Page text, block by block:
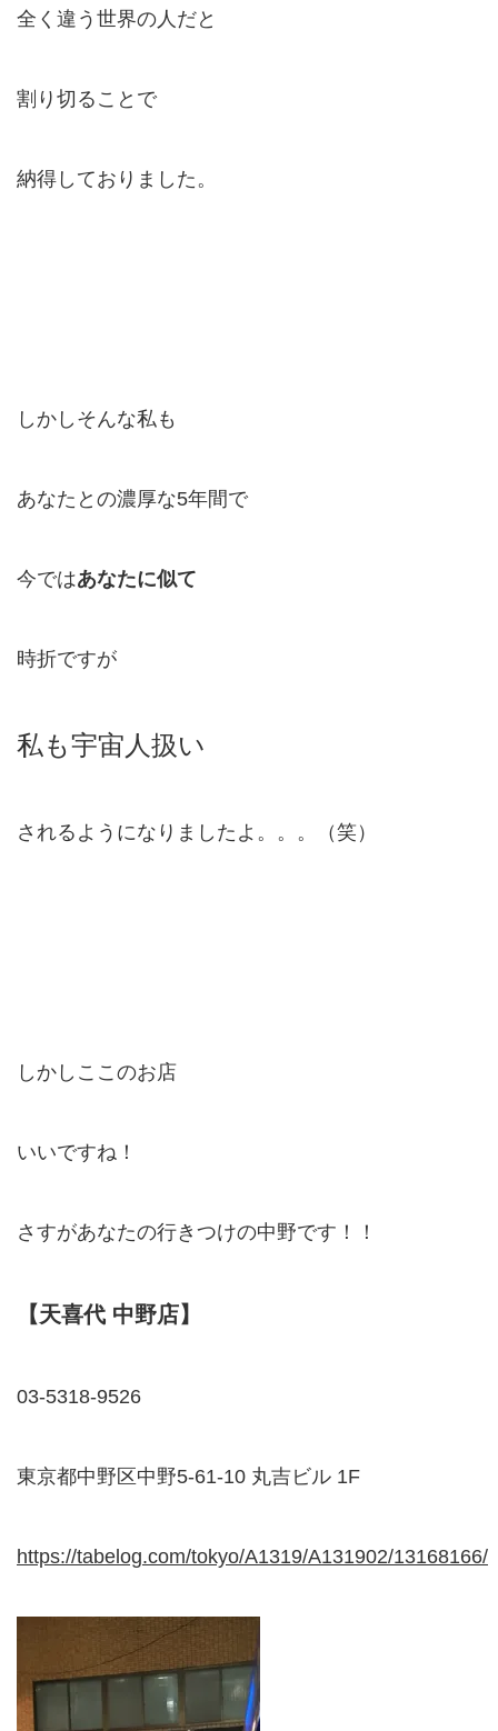
全く違う世界の人だと
割り切ることで
納得しておりました。
しかしそんな私も
あなたとの濃厚な5年間で
今ではあなたに似て
時折ですが
私も宇宙人扱い
されるようになりましたよ。。。（笑）
しかしここのお店
いいですね！
さすがあなたの行きつけの中野です！！
【天喜代 中野店】
03-5318-9526
東京都中野区中野5-61-10 丸吉ビル 1F
https://tabelog.com/tokyo/A1319/A131902/13168166/